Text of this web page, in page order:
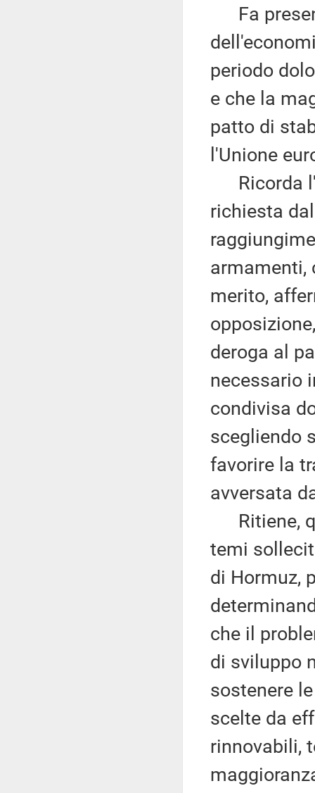
Fa
periodo
e che la
patto di
l'Unione
Ricorda
richiesta
armamenti,
merito,
deroga al
necessario
condivisa
scegliendo
favorire la
avversata
Ritiene,
temi
di Hormuz,
che il
di sviluppo
sostenere
scelte da
rinnovabili,